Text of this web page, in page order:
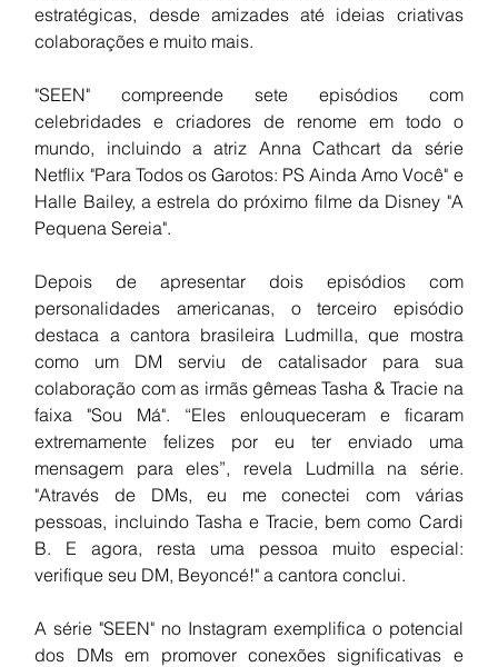
estratégicas, desde amizades até ideias criativas
colaborações e muito mais.
"SEEN" compreende sete episódios com
celebridades e criadores de renome em todo o
mundo, incluindo a atriz Anna Cathcart da série
Netflix "Para Todos os Garotos: PS Ainda Amo Você" e
Halle Bailey, a estrela do próximo filme da Disney "A
Pequena Sereia".
Depois de apresentar dois episódios com
personalidades americanas, o terceiro episódio
destaca a cantora brasileira Ludmilla, que mostra
como um DM serviu de catalisador para sua
colaboração com as irmãs gêmeas Tasha & Tracie na
faixa "Sou Má". “Eles enlouqueceram e ficaram
extremamente felizes por eu ter enviado uma
mensagem para eles”, revela Ludmilla na série.
"Através de DMs, eu me conectei com várias
pessoas, incluindo Tasha e Tracie, bem como Cardi
B. E agora, resta uma pessoa muito especial:
verifique seu DM, Beyoncé!" a cantora conclui.
A série "SEEN" no Instagram exemplifica o potencial
dos DMs em promover conexões significativas e